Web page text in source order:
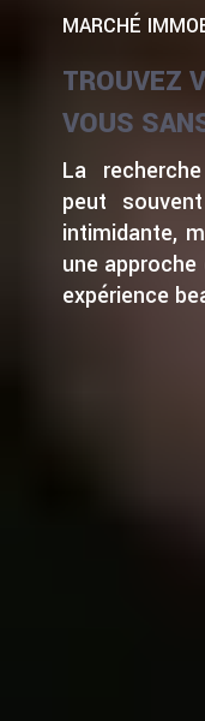
MARCHÉ
TROUVEZ
VOUS
La
peut
intimidante,
une
expérience